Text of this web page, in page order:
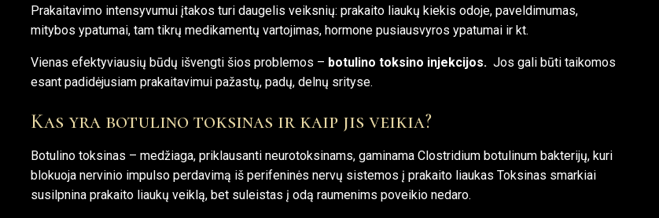
Prakaitavimo intensyvumui įtakos turi daugelis veiksnių: prakaito liaukų kiekis odoje, paveldimumas,
mitybos ypatumai, tam tikrų medikamentų vartojimas, hormone pusiausvyros ypatumai ir kt.
Vienas efektyviausių būdų išvengti šios problemos – botulino toksino injekcijos. Jos gali būti taikomos
esant padidėjusiam prakaitavimui pažastų, padų, delnų srityse.
Kas yra botulino toksinas ir kaip jis veikia?
Botulino toksinas – medžiaga, priklausanti neurotoksinams, gaminama Clostridium botulinum bakterijų, kuri
blokuoja nervinio impulso perdavimą iš perifeninės nervų sistemos į prakaito liaukas Toksinas smarkiai
susilpnina prakaito liaukų veiklą, bet suleistas į odą raumenims poveikio nedaro.